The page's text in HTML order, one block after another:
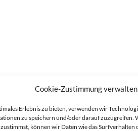
Cookie-Zustimmung verwalten
Erlebnis zu bieten, verwenden wir
zu speichern und/oder darauf zuzugreifen.
können wir Daten wie das Surfverhalten